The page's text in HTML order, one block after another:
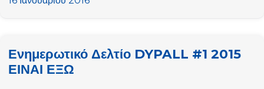
Ενημερωτικό Δελτίο DYPALL #1 2015
ΕΙΝΑΙ ΕΞΩ